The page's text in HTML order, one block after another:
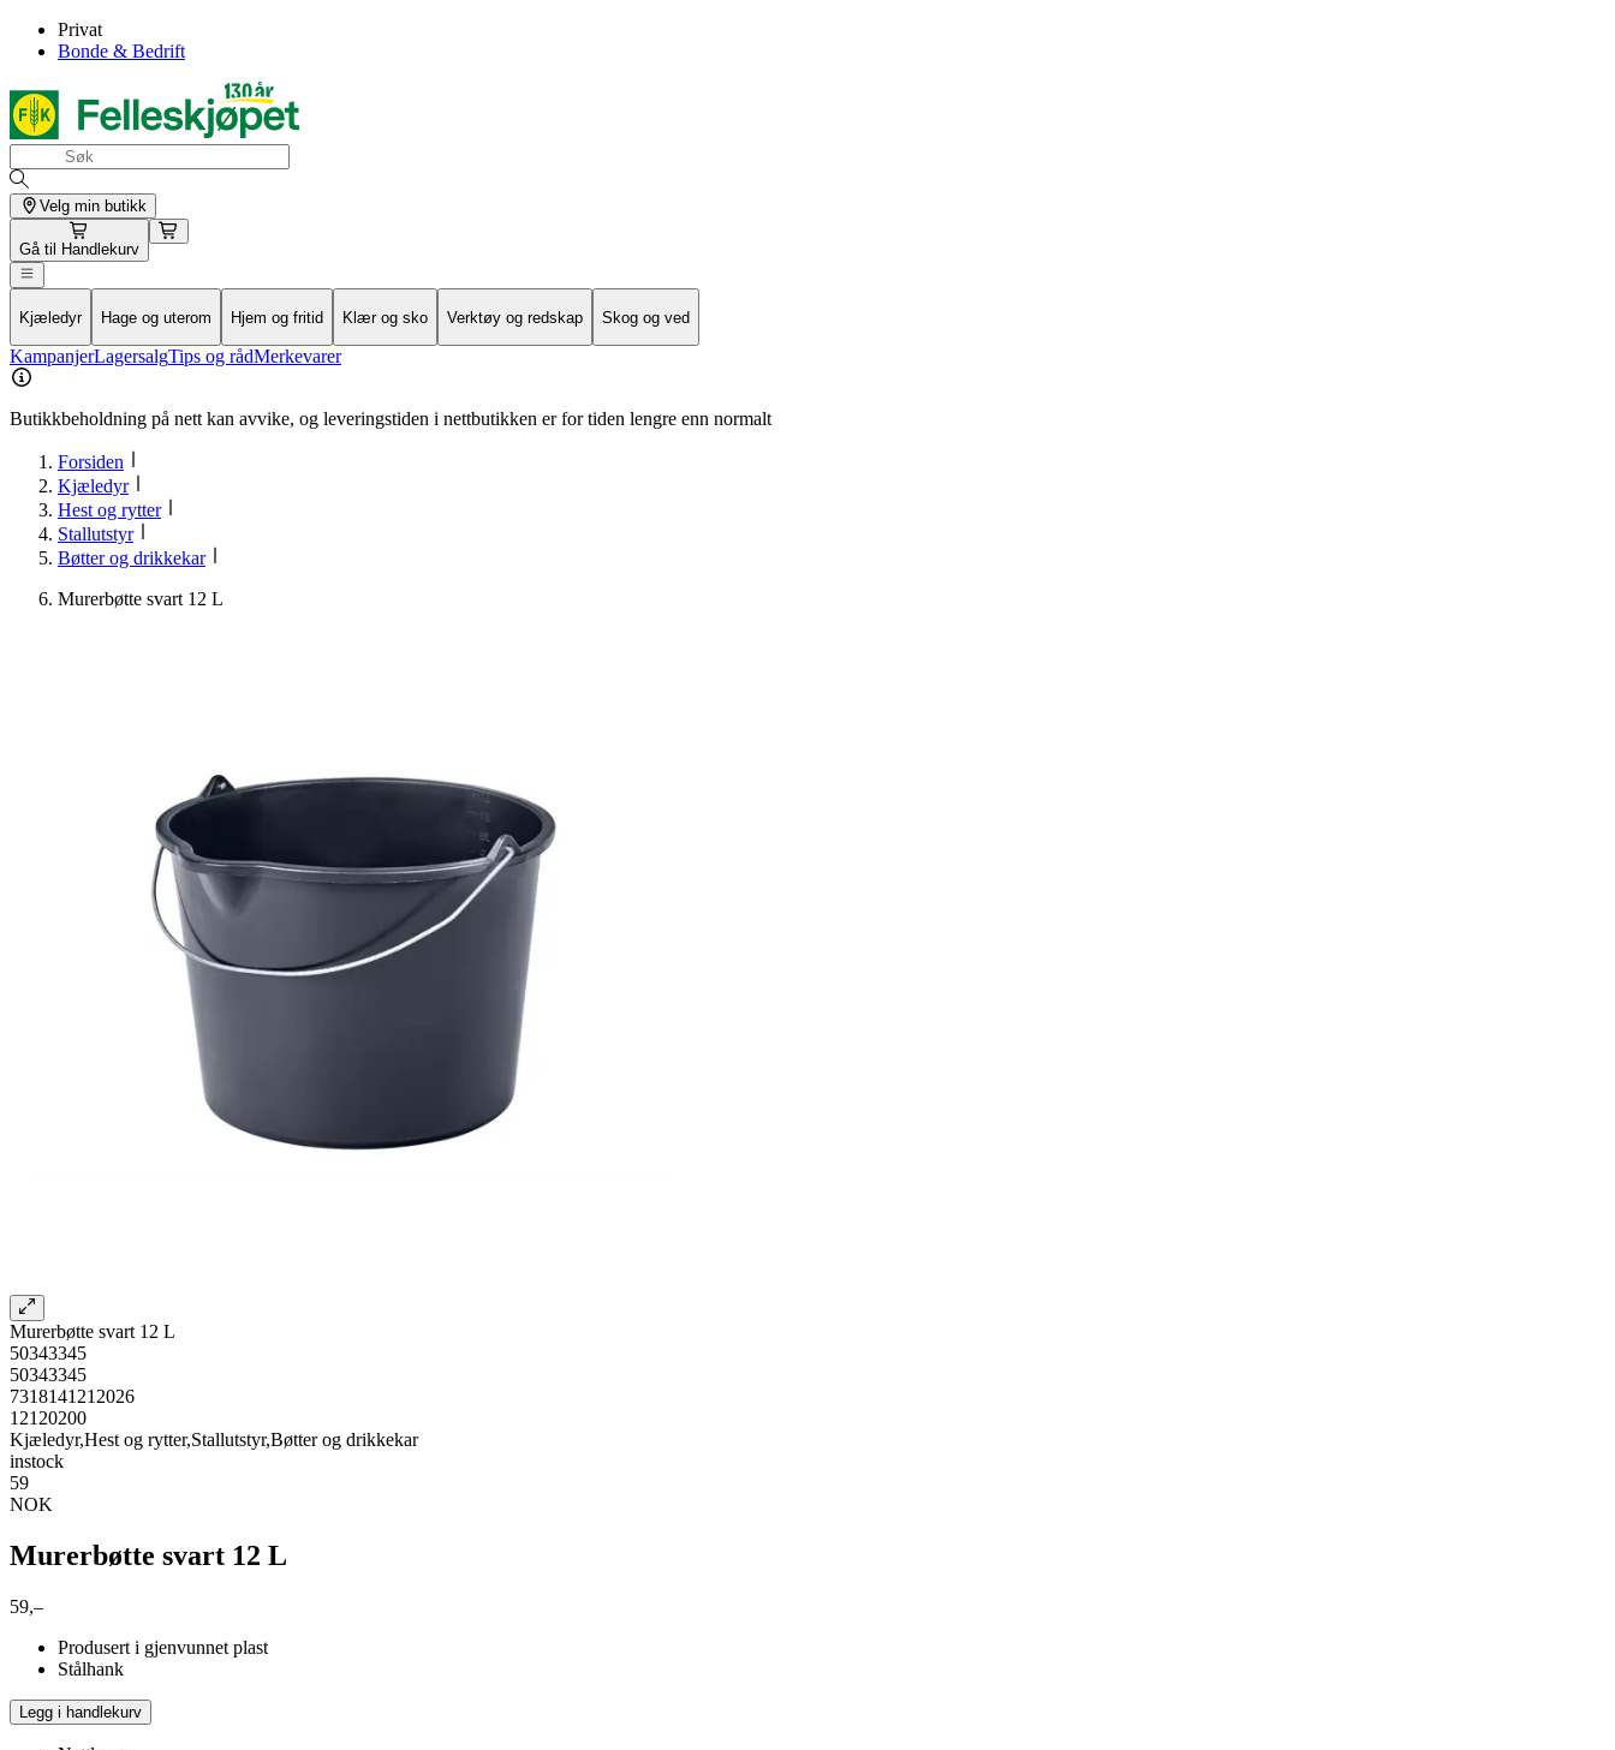
Privat
Bonde & Bedrift
Velg min butikk
Gå til Handlekurv
Kjæledyr Hage og uterom Hjem og fritid Klær og sko Verktøy og redskap Skog og ved
KampanjerLagersalgTips og rådMerkevarer
Butikkbeholdning på nett kan avvike, og leveringstiden i nettbutikken er for tiden lengre enn normalt
Forsiden
Kjæledyr
Hest og rytter
Stallutstyr
Bøtter og drikkekar
Murerbøtte svart 12 L
Murerbøtte svart 12 L
50343345
50343345
7318141212026
12120200
Kjæledyr,Hest og rytter,Stallutstyr,Bøtter og drikkekar
instock
59
NOK
Murerbøtte svart 12 L
59,–
Produsert i gjenvunnet plast
Stålhank
Legg i handlekurv